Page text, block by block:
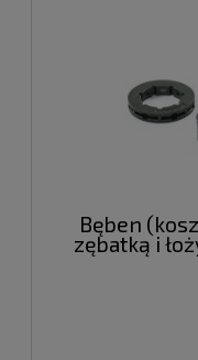
Bęben
zębatką i